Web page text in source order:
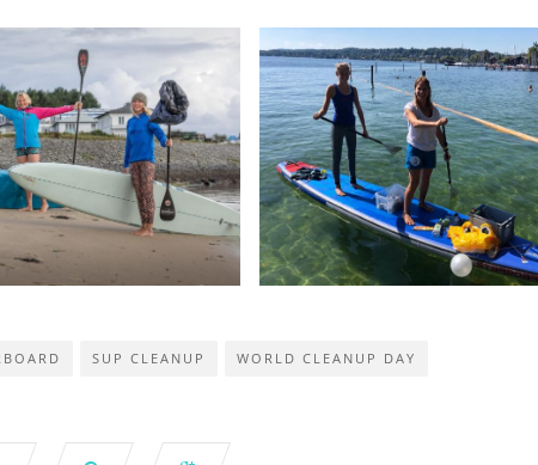
SUP CLEANUP WORLD CLEANUP DAY